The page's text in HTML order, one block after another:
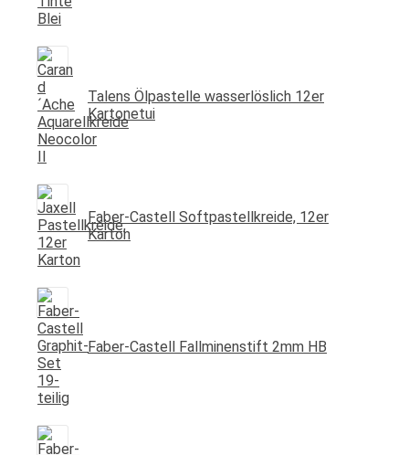
Talens Ölpastelle wasserlöslich 12er
Kartonetui
Faber-Castell Softpastellkreide, 12er
Karton
Faber-Castell Fallminenstift 2mm HB